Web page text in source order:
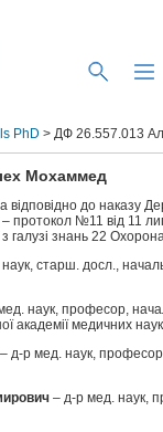
PhD > ДФ 26.557.013
Мохаммед
до наказу
протокол №11 від 11
знань 22
старш. досл.,
наук, професор,
академії медичних
– д-р мед. наук, професор,
– д-р мед. наук,